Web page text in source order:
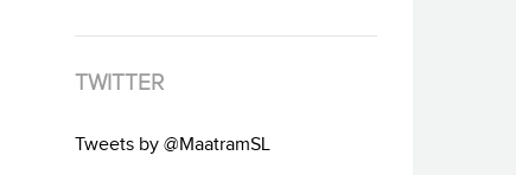
TWITTER
Tweets by @MaatramSL